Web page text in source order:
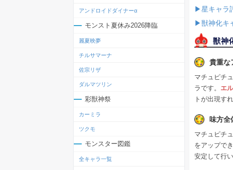
▶星キャラ
▶獣神化キ
獣神
貴重な
マチュピチ
ラです。 エ
トが出現す
味方全
マチュピチ
をアップでき
安定して行
アンドロイドダイナーα
モンスト夏休み2026降臨
麗夏映夢
チルサマーナ
佐宗リザ
ダルマツリン
彩獣神祭
カーミラ
ツクモ
モンスター図鑑
全キャラ一覧